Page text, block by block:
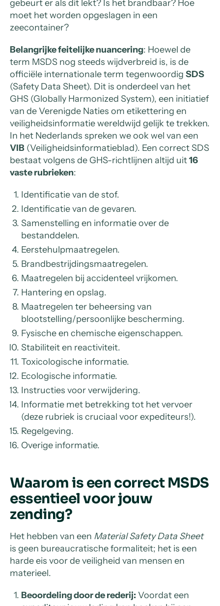
gebeurt er als dit lekt? Is het brandbaar? Hoe
moet het worden opgeslagen in een
zeecontainer?
Belangrijke feitelijke nuancering: Hoewel de
term MSDS nog steeds wijdverbreid is, is de
officiële internationale term tegenwoordig SDS
(Safety Data Sheet). Dit is onderdeel van het
GHS (Globally Harmonized System), een initiatief
van de Verenigde Naties om etikettering en
veiligheidsinformatie wereldwijd gelijk te trekken.
In het Nederlands spreken we ook wel van een
VIB (Veiligheidsinformatieblad). Een correct SDS
bestaat volgens de GHS-richtlijnen altijd uit16
vaste rubrieken:
Identificatie van de stof.
Identificatie van de gevaren.
Samenstelling en informatie over de
bestanddelen.
Eerstehulpmaatregelen.
Brandbestrijdingsmaatregelen.
Maatregelen bij accidenteel vrijkomen.
Hantering en opslag.
Maatregelen ter beheersing van
blootstelling/persoonlijke bescherming.
Fysische en chemische eigenschappen.
Stabiliteit en reactiviteit.
Toxicologische informatie.
Ecologische informatie.
Instructies voor verwijdering.
Informatie met betrekking tot het vervoer
(deze rubriek is cruciaal voor expediteurs!).
Regelgeving.
Overige informatie.
Waarom is een correct MSDS
essentieel voor jouw
zending?
Het hebben van een Material Safety Data Sheet
is geen bureaucratische formaliteit; het is een
harde eis voor de veiligheid van mensen en
materieel.
Beoordeling door de rederij: Voordat een